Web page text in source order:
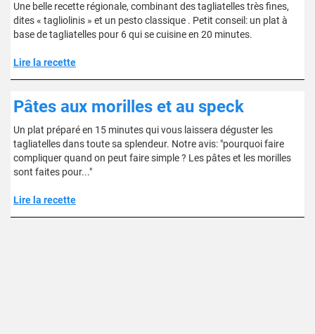
Une belle recette régionale, combinant des tagliatelles très fines,
dites « tagliolinis » et un pesto classique . Petit conseil: un plat à
base de tagliatelles pour 6 qui se cuisine en 20 minutes.
Lire la recette
Pâtes aux morilles et au speck
Un plat préparé en 15 minutes qui vous laissera déguster les
tagliatelles dans toute sa splendeur. Notre avis: "pourquoi faire
compliquer quand on peut faire simple ? Les pâtes et les morilles
sont faites pour..."
Lire la recette